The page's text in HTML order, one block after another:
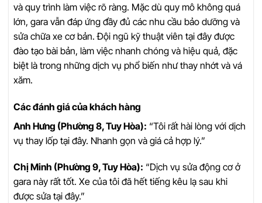
và quy trình làm việc rõ ràng. Mặc dù quy mô không quá
lớn, gara vẫn đáp ứng đầy đủ các nhu cầu bảo dưỡng và
sửa chữa xe cơ bản. Đội ngũ kỹ thuật viên tại đây được
đào tạo bài bản, làm việc nhanh chóng và hiệu quả, đặc
biệt là trong những dịch vụ phổ biến như thay nhớt và vá
xăm.
Các đánh giá của khách hàng
Anh Hưng (Phường 8, Tuy Hòa): “Tôi rất hài lòng với dịch
vụ thay lốp tại đây. Nhanh gọn và giá cả hợp lý.”
Chị Minh (Phường 9, Tuy Hòa): “Dịch vụ sửa động cơ ở
gara này rất tốt. Xe của tôi đã hết tiếng kêu lạ sau khi
được sửa tại đây.”